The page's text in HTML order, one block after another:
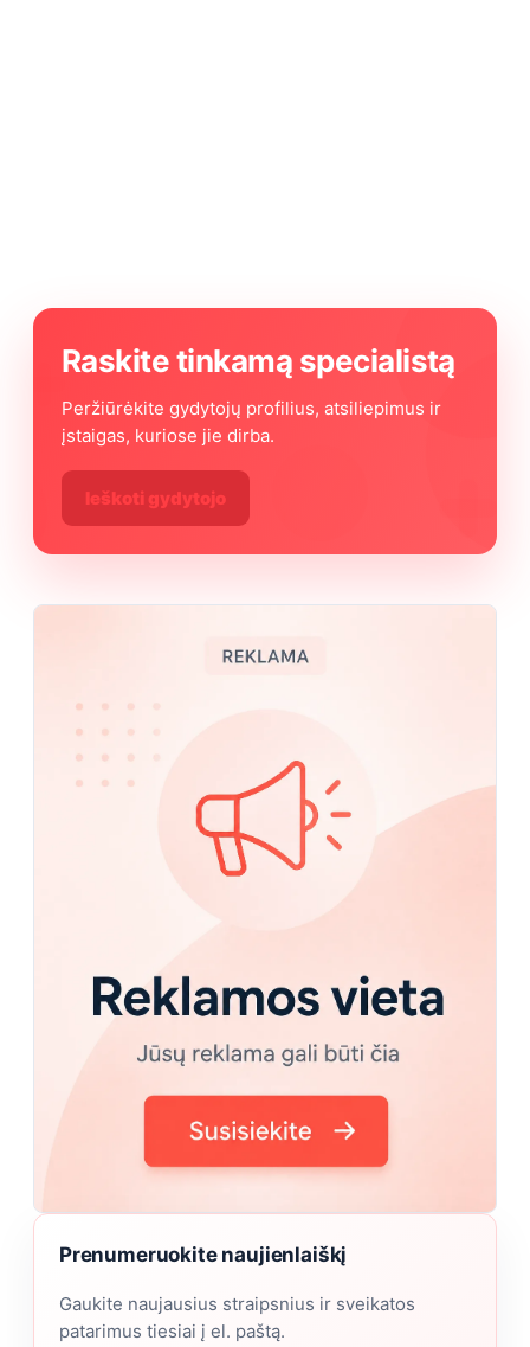
Raskite tinkamą specialistą
Peržiūrėkite gydytojų profilius, atsiliepimus ir
įstaigas, kuriose jie dirba.
Ieškoti gydytojo
Prenumeruokite naujienlaiškį
Gaukite naujausius straipsnius ir sveikatos
patarimus tiesiai į el. paštą.